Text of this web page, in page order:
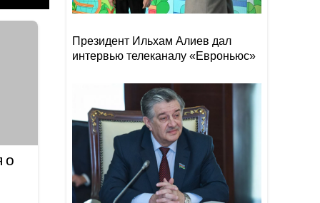
о
Президент Ильхам Алиев дал
интервью телеканалу «Евроньюс»